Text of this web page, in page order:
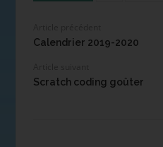
Calendrier 2019-2020
Scratch coding goûter